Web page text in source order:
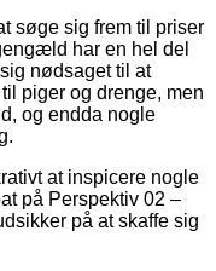
søge sig frem til priser
har en hel del
nødsaget til at
piger og drenge, men
og endda nogle
at inspicere nogle
på Perspektiv 02 –
på at skaffe sig